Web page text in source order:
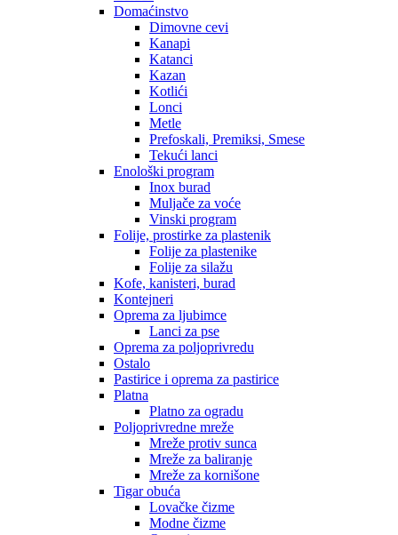
Domaćinstvo
Dimovne cevi
Kanapi
Katanci
Kazan
Kotlići
Lonci
Metle
Prefoskali, Premiksi, Smese
Tekući lanci
Enološki program
Inox burad
Muljače za voće
Vinski program
Folije, prostirke za plastenik
Folije za plastenike
Folije za silažu
Kofe, kanisteri, burad
Kontejneri
Oprema za ljubimce
Lanci za pse
Oprema za poljoprivredu
Ostalo
Pastirice i oprema za pastirice
Platna
Platno za ogradu
Poljoprivredne mreže
Mreže protiv sunca
Mreže za baliranje
Mreže za kornišone
Tigar obuća
Lovačke čizme
Modne čizme